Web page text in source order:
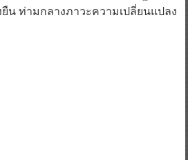
ยืน ท่ามกลางภาวะความเปลี่ยนแปลง